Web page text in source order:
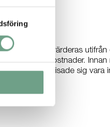
måste utvärderas utifrån
underhållskostnader. Innan
lösning visade sig vara